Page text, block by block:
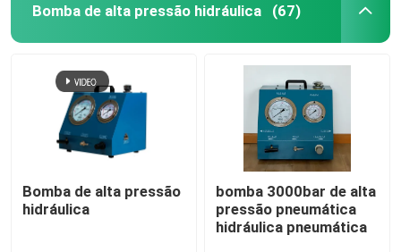
Bomba de alta pressão hidráulica (67)
Bomba de alta pressão
hidráulica
bomba 3000bar de alta
pressão pneumática
hidráulica pneumática